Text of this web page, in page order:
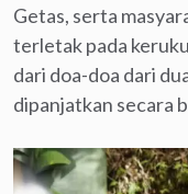
Getas, serta
terletak pada
dari doa-doa dari
dipanjatkan secara